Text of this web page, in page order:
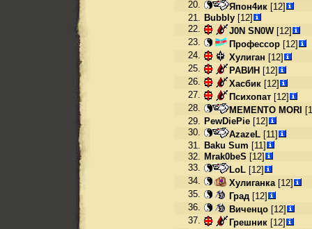
20.
Япон4ик [12]
21. Bubbly [12]
22.
J0N SN0W[12]
23.
Профессор [12]
24.
Хулиган [12]
25.
РАВИН [12]
26.
Хасбик [12]
27.
Психопат [12]
28.
MEMENTO MORI
29. PewDiePie [12]
30.
AzazeL [11]
31. Baku Sum [11]
32. Mrak0beS [12]
33.
LoL [12]
34.
Хулиганка [12]
35.
Град [12]
36.
Виченцо [12]
37.
Грешник [12]